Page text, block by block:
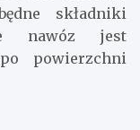
składniki
nawóz jest
powierzchni